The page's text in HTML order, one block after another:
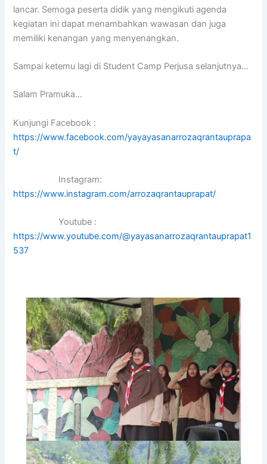
lancar. Semoga peserta didik yang mengikuti agenda
kegiatan ini dapat menambahkan wawasan dan juga
memiliki kenangan yang menyenangkan.
Sampai ketemu lagi di Student Camp Perjusa selanjutnya…
Salam Pramuka…
Kunjungi Facebook :
https://www.facebook.com/yayayasanarrozaqrantauprapa
t/
Instagram:
https://www.instagram.com/arrozaqrantauprapat/
Youtube :
https://www.youtube.com/@yayasanarrozaqrantauprapat1
537